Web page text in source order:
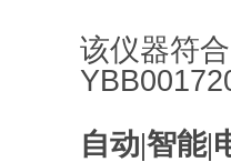
该仪器符
自动|智能|